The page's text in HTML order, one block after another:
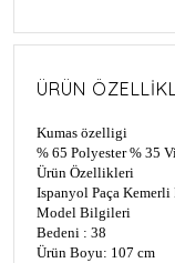
ÜRÜN
Kumas özelligi
% 65 Polyester % 35
Ürün Özellikleri
Ispanyol Paça Kemerli
Model Bilgileri
Bedeni : 38
Ürün Boyu: 107 cm